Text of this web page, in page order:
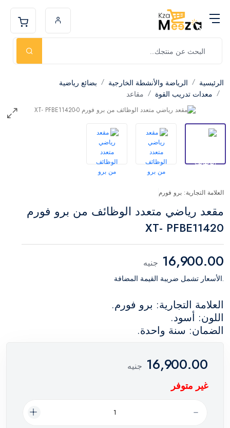
الرئيسية الرياضة والأنشطة الخارجية
بضائع رياضية
معدات تدريب القوة
مقاعد
العلامة التجارية: برو فورم
مقعد رياضي متعدد الوظائف من برو فورم
XT- PFBE11420
16,900.00 جنيه
.الأسعار تشمل ضريبة القيمة المضافة
العلامة التجارية: برو فورم.
اللون: أسود.
الضمان: سنة واحدة.
16,900.00 جنيه
غير متوفر